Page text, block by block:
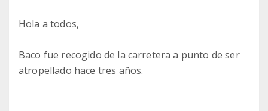
Hola a todos,
Baco fue recogido de la carretera a punto de ser
atropellado hace tres años.